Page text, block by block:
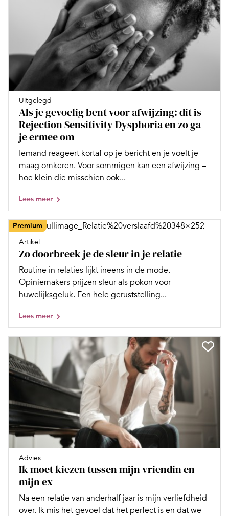
Uitgelegd
Als je gevoelig bent voor afwijzing: dit is
Rejection Sensitivity Dysphoria en zo ga
je ermee om
Iemand reageert kortaf op je bericht en je voelt je
maag omkeren. Voor sommigen kan een afwijzing –
hoe klein die misschien ook...
Lees meer
Premium
Artikel
Zo doorbreek je de sleur in je relatie
Routine in relaties lijkt ineens in de mode.
Opiniemakers prijzen sleur als pokon voor
huwelijksgeluk. Een hele geruststelling...
Lees meer
Advies
Ik moet kiezen tussen mijn vriendin en
mijn ex
Na een relatie van anderhalf jaar is mijn verliefdheid
over. Ik mis het gevoel dat het perfect is en dat we